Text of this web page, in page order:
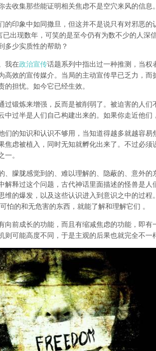
去收集那些能证明相关焦虑不是空穴来风的信息。
的印象中如同撒旦，但这并不是说只有对邪恶
已出现数年，可笑的是至今仍有为数不少的人深
多少实质性的帮助？
我在政治宣传话题系列中指出过一种推测，当权
高效的宣传媒介。当局的主动宣传早已乏力，
的担忧。如今它已经生效。
过锻炼来增强，反而是被削弱了。被迫害的人
中过半是人们自己构建出来的。如果你走近他们
们的知识和认识不够用，当知道得越多就越容
焦虑被植入，同时无知就孵化出来了。不过必
一。
、朦胧感觉到的、难以理解的、隐蔽的、意外
解释过这个问题，古代神话里面描述的怪兽是
维的爆发，以及这些认识进入到意识之中的过
怕的和无危害的东西，就能了解和理解它们 。
向前成长的功能，而且有缩减焦虑的功能，即
则可能高度不同，于是主观的后果也就完全不一